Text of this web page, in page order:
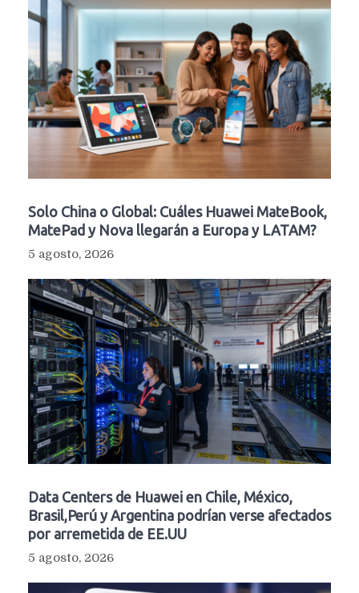
Solo China o Global: Cuáles Huawei MateBook,
MatePad y Nova llegarán a Europa y LATAM?
5 agosto, 2026
Data Centers de Huawei en Chile, México,
Brasil,Perú y Argentina podrían verse afectados
por arremetida de EE.UU
5 agosto, 2026